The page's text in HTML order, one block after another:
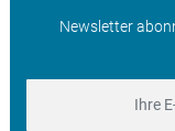
Newsletter